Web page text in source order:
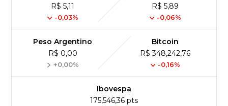
R$ 5,11
-0,03%
R$ 5,89
-0,06%
Peso Argentino
R$ 0,00
+0,00%
Bitcoin
R$ 348,242,76
-0,16%
Ibovespa
175,546,36 pts